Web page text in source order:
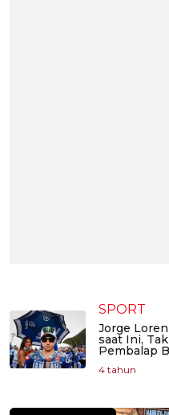
SPORT
Jorge
saat Ini,
Pembalap
4 tahun